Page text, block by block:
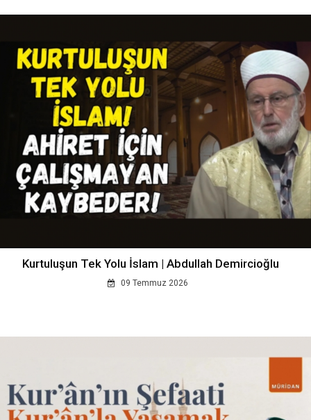
Kurtuluşun Tek Yolu İslam | Abdullah Demircioğlu
09 Temmuz 2026